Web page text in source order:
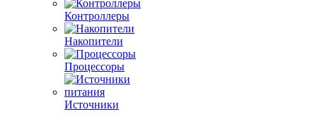
Контроллеры
Накопители
Процессоры
Источники